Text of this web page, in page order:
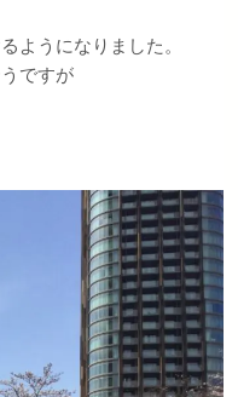
ようになりました。
ですが